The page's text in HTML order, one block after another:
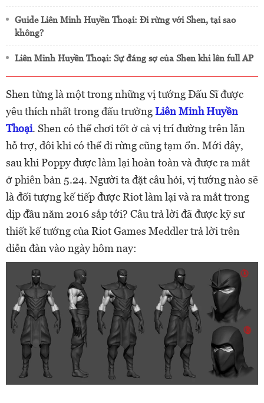
Guide Liên Minh Huyền Thoại: Đi rừng với Shen, tại sao
không?
Liên Minh Huyền Thoại: Sự đáng sợ của Shen khi lên full AP
Shen từng là một trong những vị tướng Đấu Sĩ được
yêu thích nhất trong đấu trườngLiên Minh Huyền
Thoại. Shen có thể chơi tốt ở cả vị trí đường trên lẫn
hỗ trợ, đôi khi có thể đi rừng cũng tạm ổn. Mới đây,
sau khi Poppy được làm lại hoàn toàn và được ra mắt
ở phiên bản 5.24. Người ta đặt câu hỏi, vị tướng nào sẽ
là đối tượng kế tiếp được Riot làm lại và ra mắt trong
dịp đầu năm 2016 sắp tới? Câu trả lời đã được kỹ sư
thiết kế tướng của Riot Games Meddler trả lời trên
diễn đàn vào ngày hôm nay: